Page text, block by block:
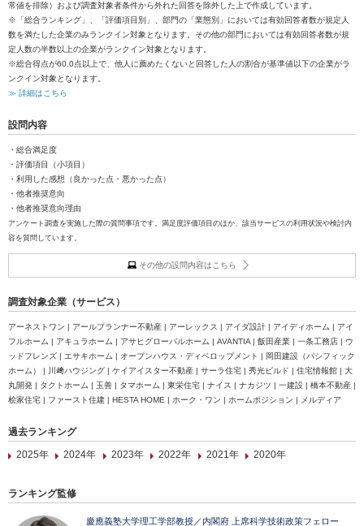
常値を排除）および調査対象者条件から外れた回答を除外した上で作成しています。
※「総合ランキング」、「評価項目別」、部門の「業態別」においては有効回答者数が規定人
数を満たした企業のみランクイン対象となります。その他の部門においては有効回答者数が規
定人数の半数以上の企業がランクイン対象となります。
※総合得点が60.0点以上で、他人に薦めたくないと回答した人の割合が基準値以下の企業がラ
ンクイン対象となります。
≫ 詳細はこちら
設問内容
・総合満足度
・評価項目（小項目）
・利用した感想（良かった点・悪かった点）
・他者推奨意向
・他者推奨意向理由
アンケート調査を実施した際の質問事項です。満足度評価項目のほか、該当サービスの利用状況や検討内
容を質問しています。
その他の設問内容はこちら
調査対象企業（サービス）
アーネストワン | アールプランナー不動産 | アーレックス | アイダ設計 | アイディホーム | アイ
フルホーム | アキュラホーム | アサヒグローバルホーム | AVANTIA | 飯田産業 | 一条工務店 | ウ
ッドフレンズ | エサキホーム | オープンハウス・ディベロップメント | 岡田建設（パシフィック
ホーム） | 川﨑ハウジング | ケイアイスター不動産 | サーラ住宅 | 秀光ビルド | 住宅情報館 | 大
丸開発 | タクトホーム | 玉善 | タマホーム | 東栄住宅 | ナイス | ナカジツ | 一建設 | 橋本不動産 |
桧家住宅 | ファースト住建 | HESTA HOME | ホーク・ワン | ホームポジション | メルディア
過去ランキング
2025年
2024年 2023年 2022年 2021年 2020年
ランキング監修
慶應義塾大学理工学部教授／内閣府 上席科学技術政策フェロー